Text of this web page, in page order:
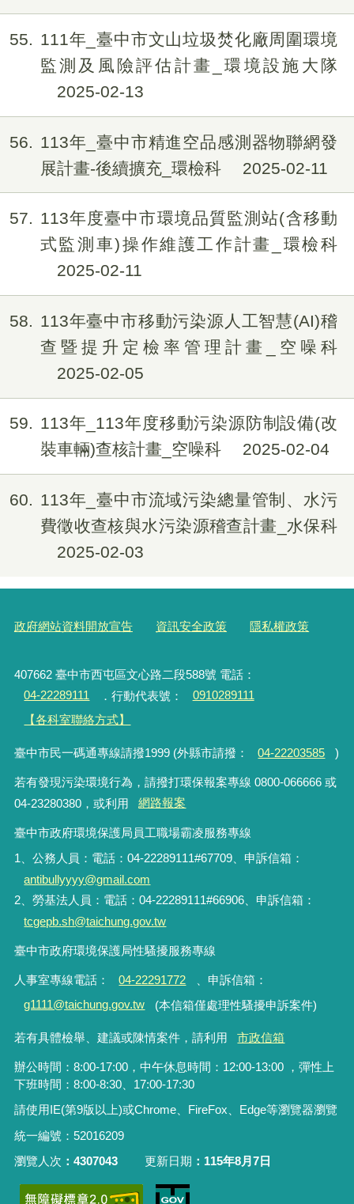
55
111年_臺中市文山垃圾焚化廠周圍環境
監測及風險評估計畫_環境設施大隊
2025-02-13
56
113年_臺中市精進空品感測器物聯網發
展計畫-後續擴充_環檢科
2025-02-11
57
113年度臺中市環境品質監測站(含移動
式監測車)操作維護工作計畫_環檢科
2025-02-11
58
113年臺中市移動污染源人工智慧(AI)稽
查暨提升定檢率管理計畫_空噪科
2025-02-05
59
113年_113年度移動污染源防制設備(改
裝車輛)查核計畫_空噪科
2025-02-04
60
113年_臺中市流域污染總量管制、水污
費徵收查核與水污染源稽查計畫_水保科
2025-02-03
政府網站資料開放宣告 資訊安全政策 隱私權政策
407662 臺中市西屯區文心路二段588號 電話：
04-22289111
．行動代表號：
0910289111
【各科室聯絡方式】
臺中市民一碼通專線請撥1999 (外縣市請撥： 04-22203585 )
若有發現污染環境行為，請撥打環保報案專線 0800-066666 或
04-23280380，或利用
網路報案
臺中市政府環境保護局員工職場霸凌服務專線
1、公務人員：電話：04-22289111#67709、申訴信箱：
antibullyyyy@gmail.com
2、勞基法人員：電話：04-22289111#66906、申訴信箱：
tcgepb.sh@taichung.gov.tw
臺中市政府環境保護局性騷擾服務專線
人事室專線電話： 04-22291772 、申訴信箱 ：
g1111@taichung.gov.tw
(本信箱僅處理性騷擾申訴案件)
若有具體檢舉、建議或陳情案件，請利用 市政信箱
辦公時間：8:00-17:00，中午休息時間：12:00-13:00 ，彈性上
下班時間：8:00-8:30、17:00-17:30
請使用IE(第9版以上)或Chrome、FireFox、Edge等瀏覽器瀏覽
統一編號：52016209
瀏覽人次
4307043 更新日期 115年8月7日